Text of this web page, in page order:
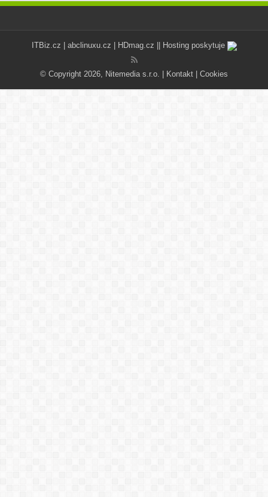
ITBiz.cz abclinuxu.cz HDmag.cz || Hosting poskytuje
© Copyright 2026, Nitemedia s.r.o. | Kontakt Cookies